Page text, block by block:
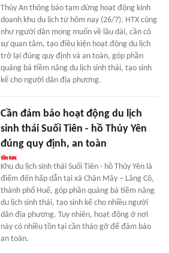
Thủy An thông báo tạm dừng hoạt động kinh
doanh khu du lịch từ hôm nay (26/7). HTX cũng
như người dân mong muốn về lâu dài, cần có
sự quan tâm, tạo điều kiện hoạt động du lịch
trở lại đúng quy định và an toàn, góp phần
quảng bá tiềm năng du lịch sinh thái, tạo sinh
kế cho người dân địa phương.
Cần đảm bảo hoạt động du lịch
sinh thái Suối Tiên - hồ Thủy Yên
đúng quy định, an toàn
Khu du lịch sinh thái Suối Tiên - hồ Thủy Yên là
điểm đến hấp dẫn tại xã Chân Mây – Lăng Cô,
thành phố Huế, góp phần quảng bá tiềm năng
du lịch sinh thái, tạo sinh kế cho nhiều người
dân địa phương. Tuy nhiên, hoạt động ở nơi
này có nhiều tồn tại cần tháo gỡ để đảm bảo
an toàn.